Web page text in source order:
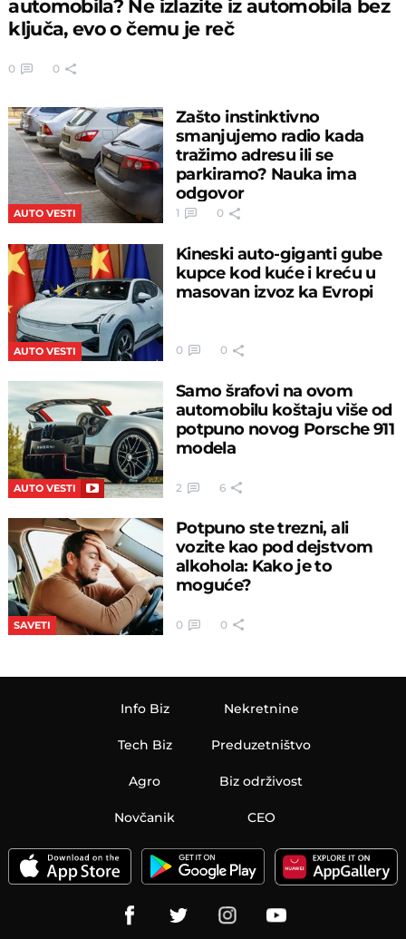
automobila? Ne izlazite iz automobila bez
ključa, evo o čemu je reč
0 0
AUTO VESTI
Zašto instinktivno
smanjujemo radio kada
tražimo adresu ili se
parkiramo? Nauka ima
odgovor
1 0
AUTO VESTI
Kineski auto-giganti gube
kupce kod kuće i kreću u
masovan izvoz ka Evropi
0 0
AUTO VESTI
Samo šrafovi na ovom
automobilu koštaju više od
potpuno novog Porsche 911
modela
2 6
SAVETI
Potpuno ste trezni, ali
vozite kao pod dejstvom
alkohola: Kako je to
moguće?
0 0
Info Biz
Tech Biz
Agro
Nekretnine
Preduzetništvo
Biz održivost
Novčanik CEO